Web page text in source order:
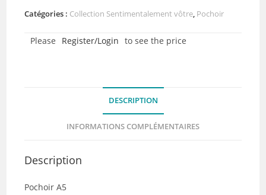
Arbre
mots
Catégories : Collection Sentimentalement vôtre, Pochoir
Please Register/Login to see the price
DESCRIPTION
INFORMATIONS COMPLÉMENTAIRES
Description
Pochoir A5